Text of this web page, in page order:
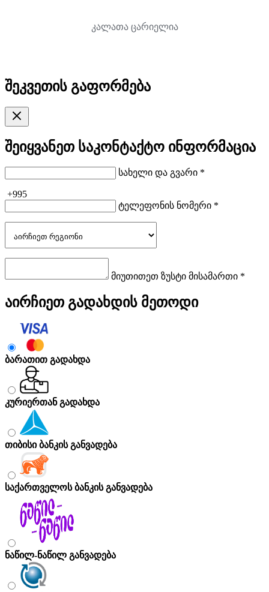
კალათა ცარიელია
შეკვეთის გაფორმება
შეიყვანეთ საკონტაქტო ინფორმაცია
სახელი და გვარი *
+995
ტელეფონის ნომერი *
მიუთითეთ ზუსტი მისამართი *
აირჩიეთ გადახდის მეთოდი
ბარათით გადახდა
კურიერთან გადახდა
თიბისი ბანკის განვადება
საქართველოს ბანკის განვადება
ნაწილ-ნაწილ განვადება